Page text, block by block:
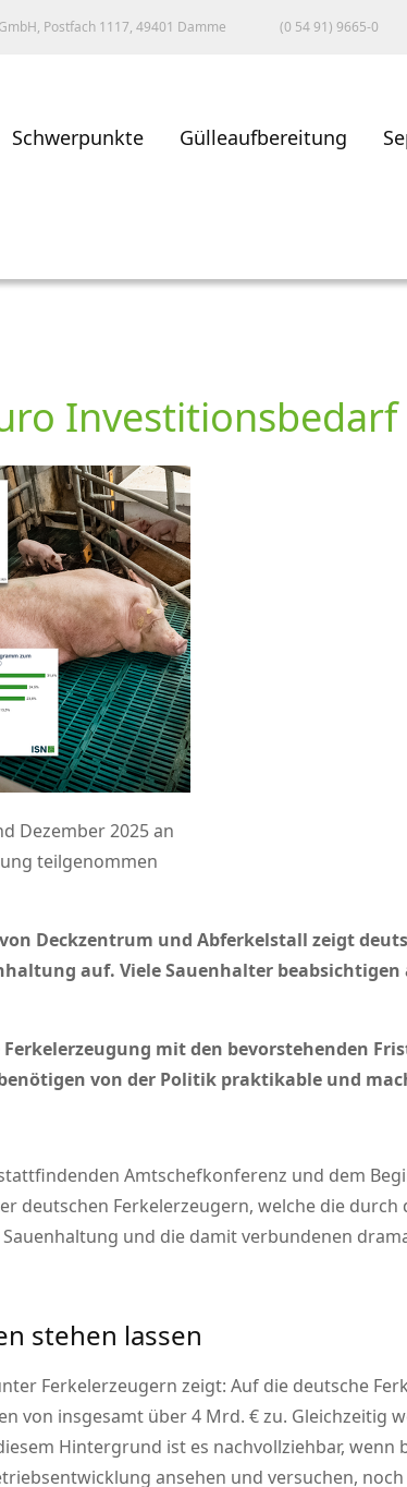
Postfach 1117, 49401 Damme (0 54 91) 9665-0
Schwerpunkte Gülleaufbereitung
Dezember 2025 an
teilgenommen
von Deckzentrum und Abferkelstall zeigt
auf. Viele Sauenhalter
mit den bevorstehenden
von der Politik praktikable und
Amtschefkonferenz und dem
deutschen Ferkelerzeugern, welche die
und die damit verbundenen
stehen lassen
Ferkelerzeugern zeigt: Auf die deutsche
von insgesamt über 4 Mrd. € zu. Gleichzeitig
Hintergrund ist es nachvollziehbar, wenn
ansehen und versuchen,